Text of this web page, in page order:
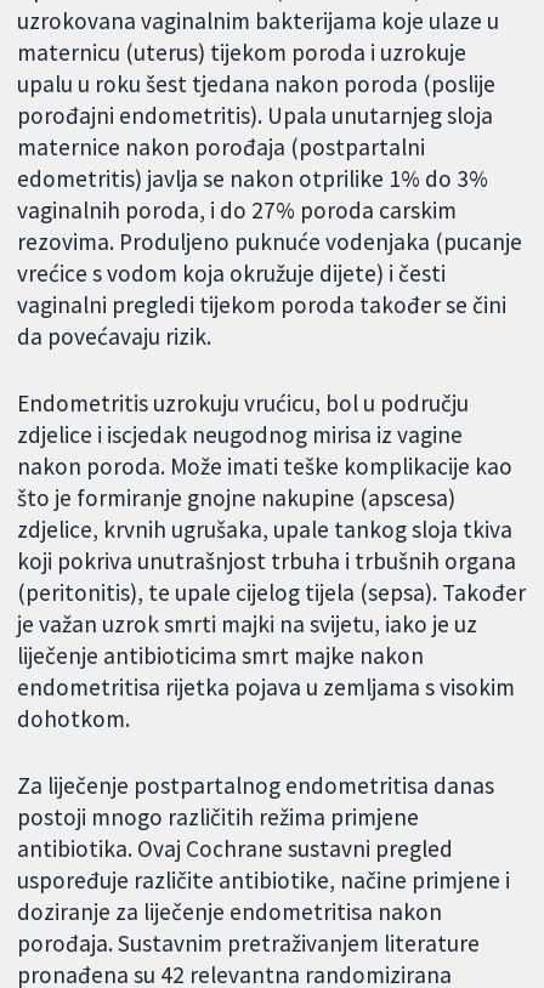
uzrokovana vaginalnim bakterijama koje ulaze u
maternicu (uterus) tijekom poroda i uzrokuje
upalu u roku šest tjedana nakon poroda (poslije
porođajni endometritis). Upala unutarnjeg sloja
maternice nakon porođaja (postpartalni
edometritis) javlja se nakon otprilike 1% do 3%
vaginalnih poroda, i do 27% poroda carskim
rezovima. Produljeno puknuće vodenjaka (pucanje
vrećice s vodom koja okružuje dijete) i česti
vaginalni pregledi tijekom poroda također se čini
da povećavaju rizik.
Endometritis uzrokuju vrućicu, bol u području
zdjelice i iscjedak neugodnog mirisa iz vagine
nakon poroda. Može imati teške komplikacije kao
što je formiranje gnojne nakupine (apscesa)
zdjelice, krvnih ugrušaka, upale tankog sloja tkiva
koji pokriva unutrašnjost trbuha i trbušnih organa
(peritonitis), te upale cijelog tijela (sepsa). Također
je važan uzrok smrti majki na svijetu, iako je uz
liječenje antibioticima smrt majke nakon
endometritisa rijetka pojava u zemljama s visokim
dohotkom.
Za liječenje postpartalnog endometritisa danas
postoji mnogo različitih režima primjene
antibiotika. Ovaj Cochrane sustavni pregled
uspoređuje različite antibiotike, načine primjene i
doziranje za liječenje endometritisa nakon
porođaja. Sustavnim pretraživanjem literature
pronađena su 42 relevantna randomizirana